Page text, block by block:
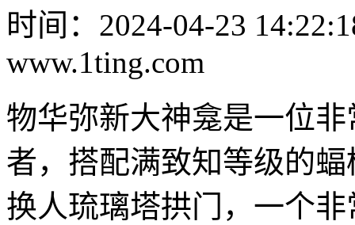
时间：2024-04-23
www.1ting.com
物华弥新大神龛是一位
者，搭配满致知等级的
换人琉璃塔拱门，一个